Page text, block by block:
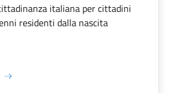
italiana per cittadini
residenti dalla nascita